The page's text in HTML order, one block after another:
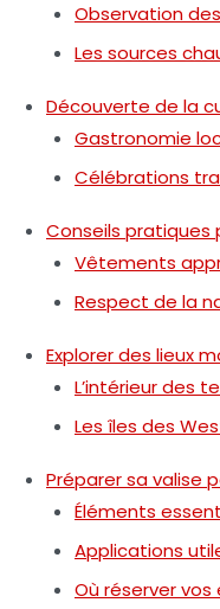
Observation
Les sources
Découverte de la
Gastronomie
Célébrations
Conseils pratiques
Vêtements
Respect de la
Explorer des lieux
L’intérieur des
Les îles des
Préparer sa valise
Éléments
Applications
Où réserver vos